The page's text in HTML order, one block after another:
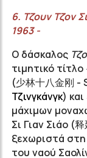
6. ΤζουνΤζον
1963 -
Ο δάσκαλος
τιμητικό τίτλο
(少林十八金刚 -
Τζινγκάνγκ)
μάχιμων
Σι Γιαν Σιάο (释
ξεχωριστά
του ναού